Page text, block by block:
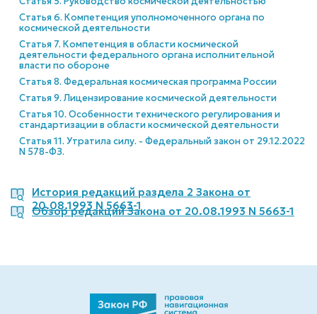
Статья 6. Компетенция уполномоченного органа по
космической деятельности
Статья 7. Компетенция в области космической
деятельности федерального органа исполнительной
власти по обороне
Статья 8. Федеральная космическая программа России
Статья 9. Лицензирование космической деятельности
Статья 10. Особенности технического регулирования и
стандартизации в области космической деятельности
Статья 11. Утратила силу. - Федеральный закон от 29.12.2022
N 578-ФЗ.
История редакций раздела 2 Закона от
20.08.1993 N 5663-1
Обзор редакций Закона от 20.08.1993 N 5663-1